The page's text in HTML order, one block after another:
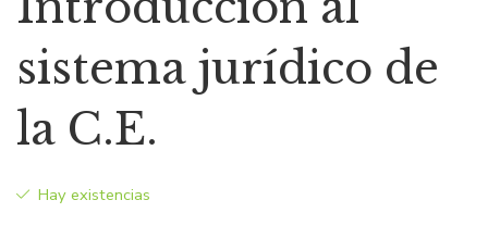
original
era:
$45,86.
actual
es:
sistema jurídico de
la C.E.
Hay existencias